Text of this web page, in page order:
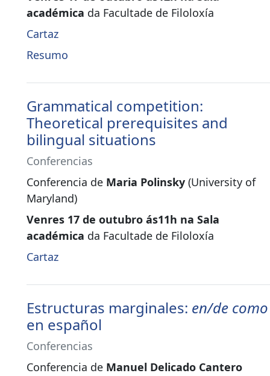
académica da Facultade de Filoloxía
Cartaz
Resumo
Grammatical competition:
Theoretical prerequisites and
bilingual situations
Conferencias
Conferencia de Maria Polinsky (University of
Maryland)
Venres 17 de outubro ás11h na Sala
académica da Facultade de Filoloxía
Cartaz
Estructuras marginales: en/de como
en español
Conferencias
Conferencia de Manuel Delicado Cantero